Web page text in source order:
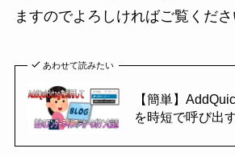
ますのでよろしければご覧くださ
あわせて読みたい
【簡単】
を時短で呼び出